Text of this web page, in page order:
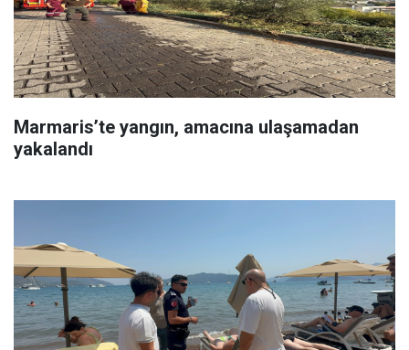
Marmaris’te yangın, amacına ulaşamadan
yakalandı